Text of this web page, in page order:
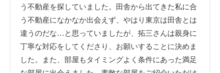
う不動産を探していました。田舎から出てきた私に合
う不動産になかなか出会えず、やはり東京は田舎とは
違うのだな…と思っていましたが、拓三さんは親身に
丁寧な対応をしてくださり、お願いすることに決めま
した。また、部屋もタイミングよく条件にあった満足